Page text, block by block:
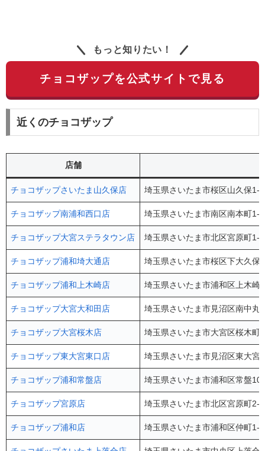
もっと知りたい！
チョコザップを公式サイトで見る
近くのチョコザップ
店舗
チョコザップさいたま山久保店 埼玉県さいたま市桜区山久保
チョコザップ南浦和西口店 埼玉県さいたま市南区南本町
チョコザップ大宮ステラタウン店 埼玉県さいたま市北区宮原町
チョコザップ浦和埼大通店 埼玉県さいたま市桜区下大久
チョコザップ浦和上木崎店 埼玉県さいたま市浦和区上木
チョコザップ大宮大和田店 埼玉県さいたま市見沼区南中
チョコザップ大宮桜木店 埼玉県さいたま市大宮区桜木
チョコザップ東大宮東口店 埼玉県さいたま市見沼区東大
チョコザップ浦和常盤店 埼玉県さいたま市浦和区常盤
チョコザップ宮原店 埼玉県さいたま市北区宮原町
チョコザップ浦和店 埼玉県さいたま市浦和区仲町